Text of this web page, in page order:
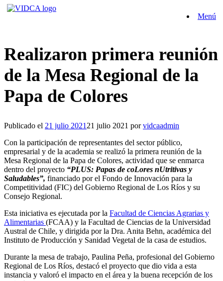
Saltar
Menú
Realizaron primera reunión
de la Mesa Regional de la
Papa de Colores
Publicado el 21 julio 2021 21 julio 2021 porvidcaadmin
Con la participación de representantes del sector público,
empresarial y de la academia se realizó la primera reunión de la
Mesa Regional de la Papa de Colores, actividad que se enmarca
dentro del proyecto “PLUS: Papas de coLores nUtritivas y
Saludables”, financiado por el Fondo de Innovación para la
Competitividad (FIC) del Gobierno Regional de Los Ríos y su
Consejo Regional.
Esta iniciativa es ejecutada por la Facultad de Ciencias Agrarias y
Alimentarias (FCAA) y la Facultad de Ciencias de la Universidad
Austral de Chile, y dirigida por la Dra. Anita Behn, académica del
Instituto de Producción y Sanidad Vegetal de la casa de estudios.
Durante la mesa de trabajo, Paulina Peña, profesional del Gobierno
Regional de Los Ríos, destacó el proyecto que dio vida a esta
instancia y valoró el impacto en el área y la buena recepción de los